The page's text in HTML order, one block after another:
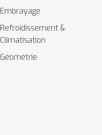
Embrayage
Refroidissement &
Climatisation
Géométrie